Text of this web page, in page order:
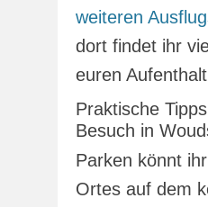
weiteren
dort findet ihr
euren
Praktische
Besuch in
Parken könnt
Ortes auf dem